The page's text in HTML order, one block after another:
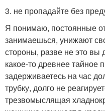
3. не пропадайте без
Я понимаю, постоянные
занимаешься, унижают
стороны, разве не это вы
какое-то древнее тайное
задерживаетесь на час
трубку, долго не
трезвомыслящая